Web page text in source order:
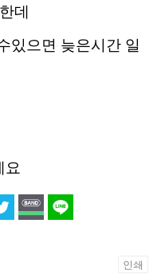
데
있으면 늦은시간 일
요
인쇄